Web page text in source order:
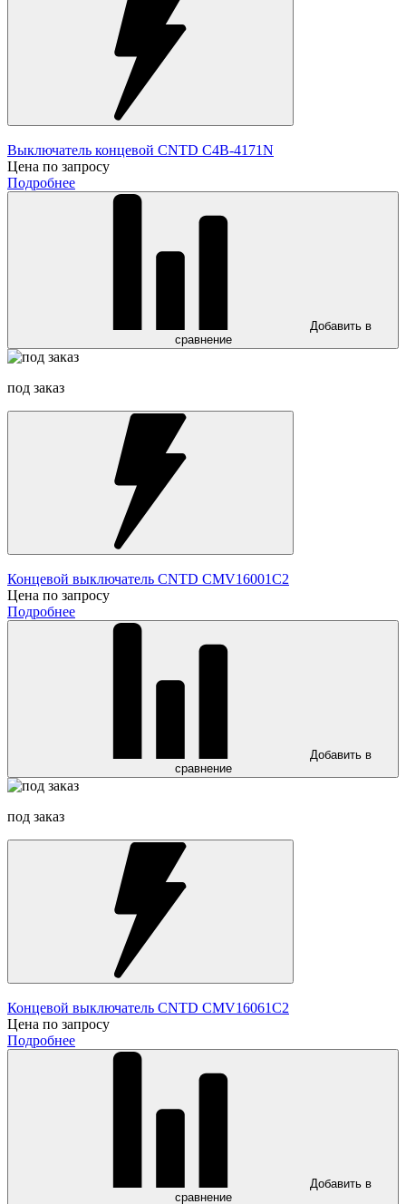
Выключатель концевой CNTD C4B-4171N
Цена по запросу
Подробнее
Добавить в
сравнение
под заказ
Концевой выключатель CNTD CMV16001C2
Цена по запросу
Подробнее
Добавить в
сравнение
под заказ
Концевой выключатель CNTD CMV16061C2
Цена по запросу
Подробнее
Добавить в
сравнение